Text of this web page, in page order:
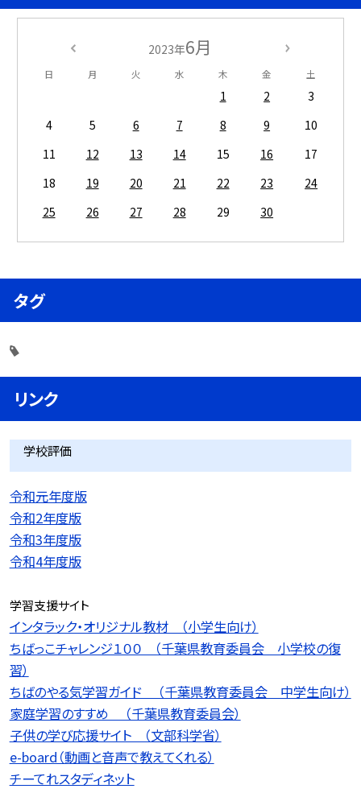
2023年6月
日 月 火 水 木 金 土
1 2
3
4
5 6 7 8 9
10
11
12 13 14 15 16
17
18
19 20 21 22 23
24
25
26 27 28 29 30
タグ
リンク
学校評価
令和元年度版
令和2年度版
令和3年度版
令和4年度版
学習支援サイト
インタラック・オリジナル教材 （小学生向け）
ちばっこチャレンジ１００ （千葉県教育委員会 小学校の復
習）
ちばのやる気学習ガイド （千葉県教育委員会 中学生向け）
家庭学習のすすめ （千葉県教育委員会）
子供の学び応援サイト （文部科学省）
e-board（動画と音声で教えてくれる）
チーてれスタディネット